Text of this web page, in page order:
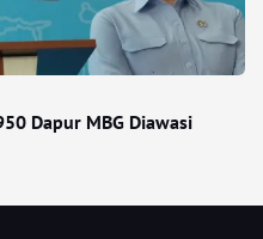
Dapur MBG Diawasi